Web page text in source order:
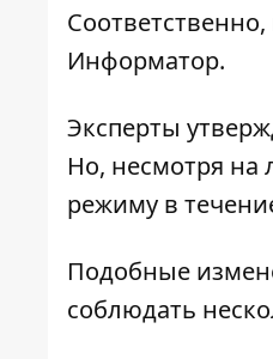
Информатор.
Эксперты
Но, несмотря на
режиму в
Подобные
соблюдать